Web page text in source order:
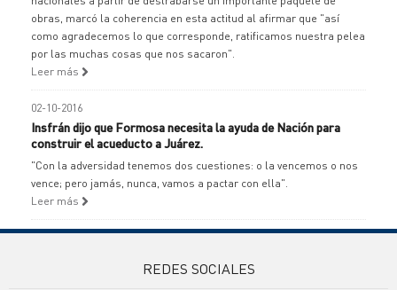
obras, marcó la coherencia en esta actitud al afirmar que "así
como agradecemos lo que corresponde, ratificamos nuestra pelea
por las muchas cosas que nos sacaron".
Leer más
02-10-2016
Insfrán dijo que Formosa necesita la ayuda de Nación para
construir el acueducto a Juárez.
"Con la adversidad tenemos dos cuestiones: o la vencemos o nos
vence; pero jamás, nunca, vamos a pactar con ella".
Leer más
REDES SOCIALES